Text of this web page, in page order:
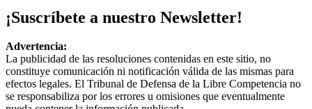
¡Suscríbete a nuestro Newsletter!
Advertencia:
La publicidad de las resoluciones contenidas en este sitio, no
constituye comunicación ni notificación válida de las mismas para
efectos legales. El Tribunal de Defensa de la Libre Competencia no
se responsabiliza por los errores u omisiones que eventualmente